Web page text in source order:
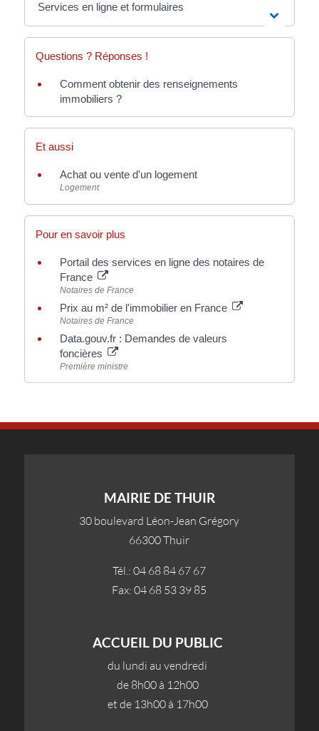
Services en ligne et formulaires
Questions ? Réponses !
Comment obtenir des renseignements
immobiliers ?
Et aussi
Achat ou vente d'un logement
Logement
Pour en savoir plus
Portail des services en ligne des notaires de
France
Notaires de France
Prix au m² de l'immobilier en France
Notaires de France
Data.gouv.fr : Demandes de valeurs
foncières
Première ministre
MAIRIE DE THUIR
30 boulevard Léon-Jean Grégory
66300 Thuir
Tél.: 04 68 84 67 67
Fax: 04 68 53 39 85
ACCUEIL DU PUBLIC
du lundi au vendredi
de 8h00 à 12h00
et de 13h00 à 17h00